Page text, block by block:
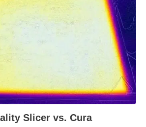
Slicer vs. Cura